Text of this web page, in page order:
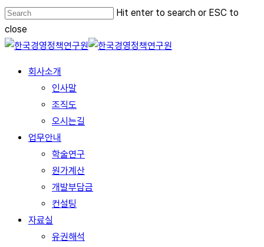
Skip
to
main
Hit enter to search or ESC to
close
Close
Menu
회사소개
인사말
조직도
오시는길
업무안내
학술연구
원가계산
개발부담금
컨설팅
자료실
유권해석